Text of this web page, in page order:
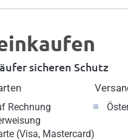
sicheren Schutz
Rechnung
(Visa, Mastercard)